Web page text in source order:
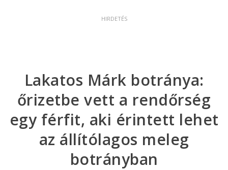
Lakatos Márk botránya:
őrizetbe vett a rendőrség
egy férfit, aki érintett lehet
az állítólagos meleg
botrányban